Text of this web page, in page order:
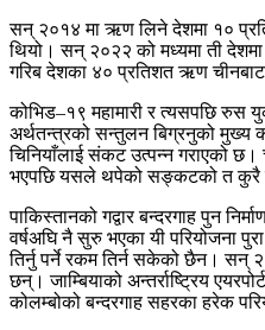
सन् २०१४ मा ऋण लिने देशमा १०
थियो। सन् २०२२ को मध्यमा ती
गरिब देशका ४० प्रतिशत ऋण चीनबाट
कोभिड–१९ महामारी र त्यसपछि रुस
अर्थतन्त्रको सन्तुलन बिग्रनुको मुख्य
चिनियाँलाई संकट उत्पन्न गराएको छ।
भएपछि यसले थपेको सङ्कटको त कुरै
पाकिस्तानको गद्वार बन्दरगाह पुन
वर्षअघि नै सुरु भएका यी परियोजना
तिर्नु पर्ने रकम तिर्न सकेको छैन। सन्
छन्। जाम्बियाको अन्तर्राष्ट्रिय
कोलम्बोको बन्दरगाह सहरका हरेक